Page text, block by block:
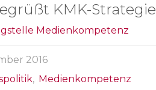
KMK-Strategie
Medienkompetenz
2016
, Medienkompetenz